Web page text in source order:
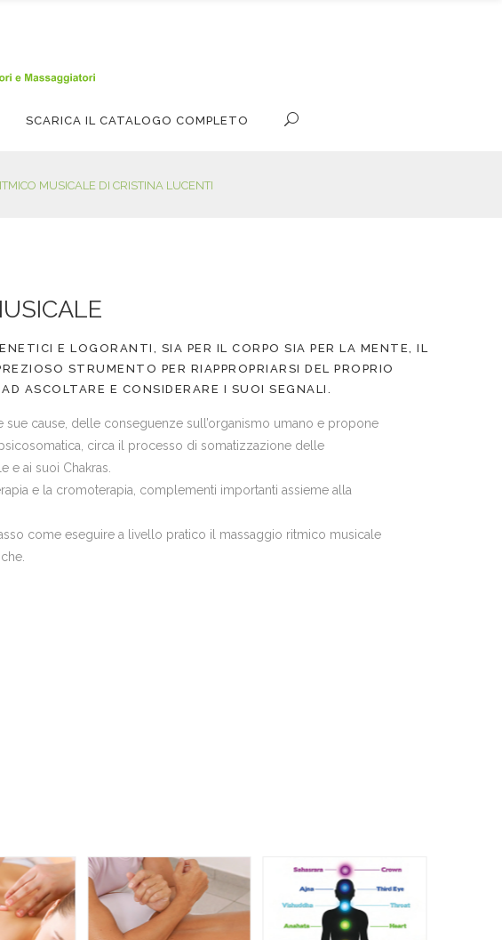
SCARICA IL CATALOGO COMPLETO
MUSICALE DI CRISTINA LUCENTI
E LOGORANTI, SIA PER IL CORPO SIA PER LA MENTE, IL
STRUMENTO PER RIAPPROPRIARSI DEL PROPRIO
ASCOLTARE E CONSIDERARE I SUOI SEGNALI.
sue cause, delle conseguenze sull’organismo umano e propone
circa il processo di somatizzazione delle
ai suoi Chakras.
e la cromoterapia, complementi importanti assieme alla
come eseguire a livello pratico il massaggio ritmico musicale